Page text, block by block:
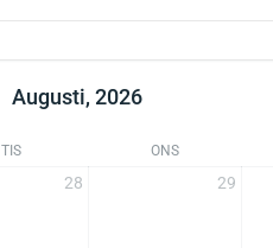
Augusti, 2026
TIS ONS
28 29